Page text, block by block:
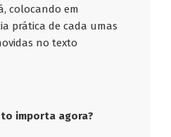
colocando em
prática de cada umas
no texto
importa agora?